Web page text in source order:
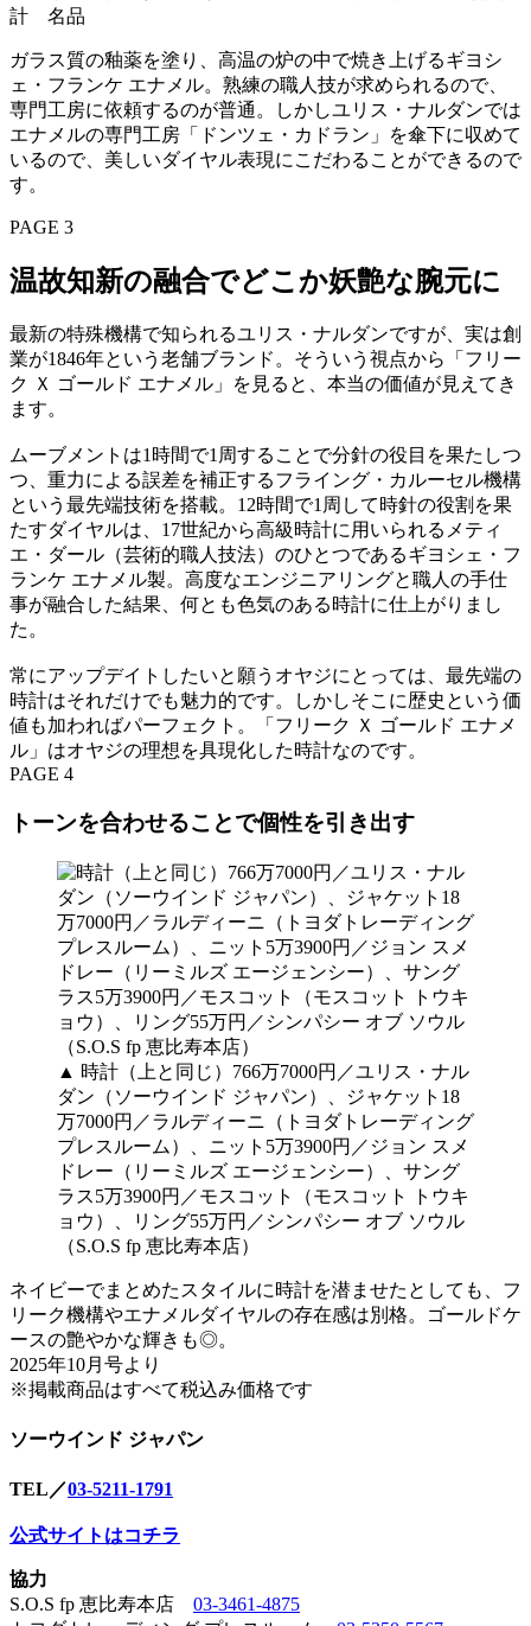
ガラス質の釉薬を塗り、高温の炉の中で焼き上げるギヨシ
ェ・フランケ エナメル。熟練の職人技が求められるので、
専門工房に依頼するのが普通。しかしユリス・ナルダンでは
エナメルの専門工房「ドンツェ・カドラン」を傘下に収めて
いるので、美しいダイヤル表現にこだわることができるので
す。
PAGE 3
温故知新の融合でどこか妖艶な腕元に
最新の特殊機構で知られるユリス・ナルダンですが、実は創
業が1846年という老舗ブランド。そういう視点から「フリー
ク Ｘ ゴールド エナメル」を見ると、本当の価値が見えてき
ます。
ムーブメントは1時間で1周することで分針の役目を果たしつ
つ、重力による誤差を補正するフライング・カルーセル機構
という最先端技術を搭載。12時間で1周して時針の役割を果
たすダイヤルは、17世紀から高級時計に用いられるメティ
エ・ダール（芸術的職人技法）のひとつであるギヨシェ・フ
ランケ エナメル製。高度なエンジニアリングと職人の手仕
事が融合した結果、何とも色気のある時計に仕上がりまし
た。
常にアップデイトしたいと願うオヤジにとっては、最先端の
時計はそれだけでも魅力的です。しかしそこに歴史という価
値も加わればパーフェクト。「フリーク Ｘ ゴールド エナメ
ル」はオヤジの理想を具現化した時計なのです。
PAGE 4
トーンを合わせることで個性を引き出す
▲ 時計（上と同じ）766万7000円／ユリス・ナル
ダン（ソーウインド ジャパン）、ジャケット18
万7000円／ラルディーニ（トヨダトレーディング
プレスルーム）、ニット5万3900円／ジョン スメ
ドレー（リーミルズ エージェンシー）、サング
ラス5万3900円／モスコット（モスコット トウキ
ョウ）、リング55万円／シンパシー オブ ソウル
（S.O.S fp 恵比寿本店）
ネイビーでまとめたスタイルに時計を潜ませたとしても、フ
リーク機構やエナメルダイヤルの存在感は別格。ゴールドケ
ースの艶やかな輝きも◎。
2025年10月号より
※掲載商品はすべて税込み価格です
ソーウインド ジャパン
TEL／03-5211-1791
公式サイトはコチラ
協力
S.O.S fp 恵比寿本店 03-3461-4875